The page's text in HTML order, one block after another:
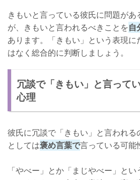
きもいと言っている彼氏に問題があ
が、きもいと言われるべきことを自
あります。「きもい」という表現
はなく総合的に判断しましょう。
冗談で「きもい」と言って
心理
彼氏に冗談で「きもい」と言われる
としては褒め言葉で言っている可能
「やべー」とか「まじやべー」と